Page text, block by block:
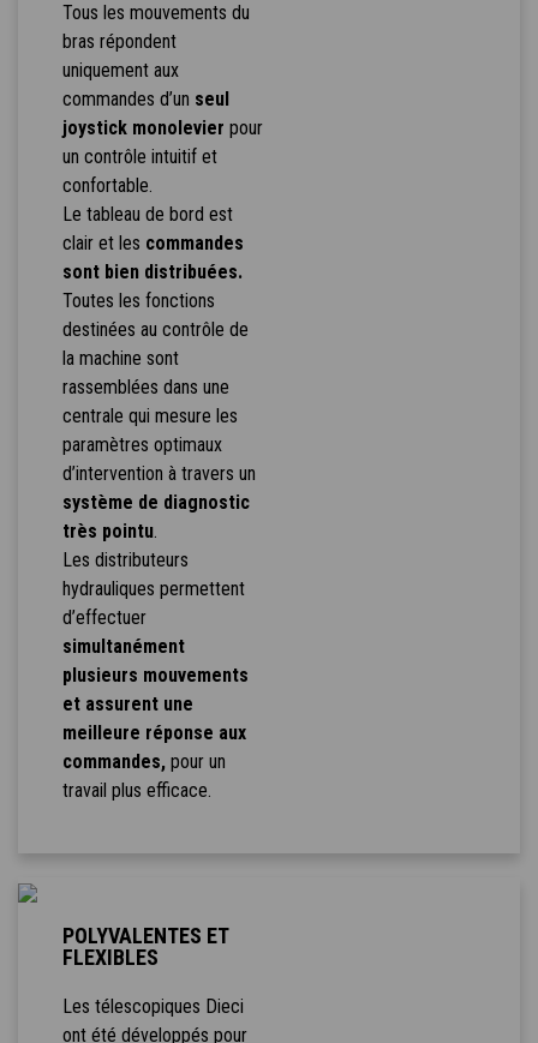
Tous les mouvements du
bras répondent
uniquement aux
commandes d’un seul
joystick monolevier pour
un contrôle intuitif et
confortable.
Le tableau de bord est
clair et les commandes
sont bien distribuées.
Toutes les fonctions
destinées au contrôle de
la machine sont
rassemblées dans une
centrale qui mesure les
paramètres optimaux
d’intervention à travers un
système de diagnostic
très pointu.
Les distributeurs
hydrauliques permettent
d’effectuer
simultanément
plusieurs mouvements
et assurent une
meilleure réponse aux
commandes,pour un
travail plus efficace.
POLYVALENTES ET
FLEXIBLES
Les télescopiques Dieci
ont été développés pour